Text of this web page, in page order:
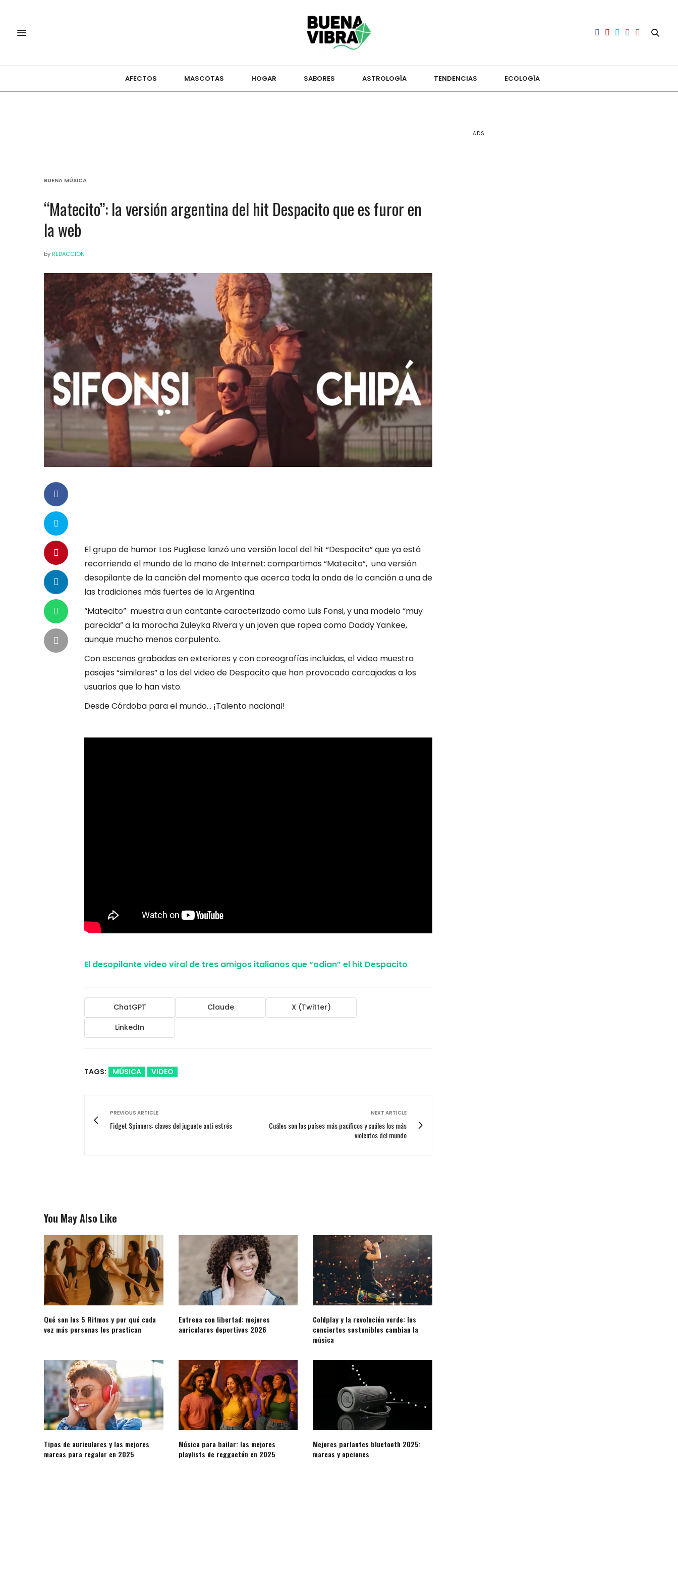
AFECTOS MASCOTAS HOGAR SABORES ASTROLOGÍA TENDENCIAS ECOLOGÍA
BUENA MÚSICA
“Matecito”: la versión argentina del hit Despacito que es furor en
la web
by REDACCIÓN
El grupo de humor Los Pugliese lanzó una versión local del hit “Despacito” que ya está
recorriendo el mundo de la mano de Internet: compartimos “Matecito”, una versión
desopilante de la canción del momento que acerca toda la onda de la canción a una de
las tradiciones más fuertes de la Argentina.
“Matecito” muestra a un cantante caracterizado como Luis Fonsi, y una modelo “muy
parecida” a la morocha Zuleyka Rivera y un joven que rapea como Daddy Yankee,
aunque mucho menos corpulento.
Con escenas grabadas en exteriores y con coreografías incluidas, el video muestra
pasajes “similares” a los del video de Despacito que han provocado carcajadas a los
usuarios que lo han visto.
Desde Córdoba para el mundo… ¡Talento nacional!
El desopilante video viral de tres amigos italianos que “odian” el hit Despacito
ChatGPT Claude
X (Twitter)
LinkedIn
TAGS: MÚSICA VIDEO
PREVIOUS ARTICLE
Fidget Spinners: claves del juguete anti estrés
NEXT ARTICLE
Cuáles son los países más pacíficos y cuáles los más
violentos del mundo
You May Also Like
Qué son los 5 Ritmos y por qué cada
vez más personas los practican
Entrena con libertad: mejores
auriculares deportivos 2026
Coldplay y la revolución verde: los
conciertos sostenibles cambian la
música
Tipos de auriculares y las mejores
marcas para regalar en 2025
Música para bailar: las mejores
playlists de reggaetón en 2025
Mejores parlantes bluetooth 2025:
marcas y opciones
ADS